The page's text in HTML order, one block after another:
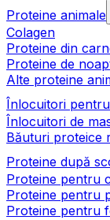
Proteine animale
Colagen
Proteine din
Proteine de
Alte proteine
Înlocuitori
Înlocuitori de
Băuturi proteice
Proteine după
Proteine pentru
Proteine pentru
Proteine pentru